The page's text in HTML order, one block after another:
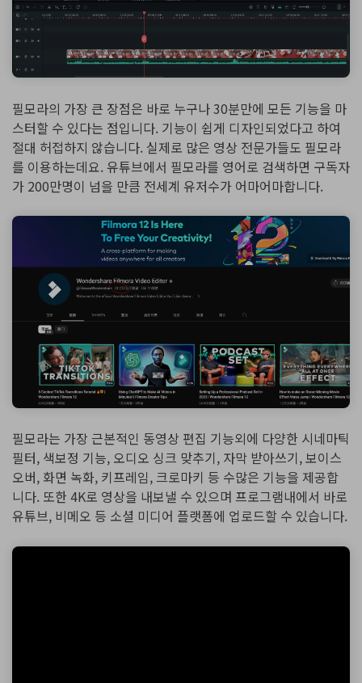
필모라의 가장 큰 장점은 바로 누구나 30분만에 모든 기능을 마
스터할 수 있다는 점입니다. 기능이 쉽게 디자인되었다고 하여
절대 허접하지 않습니다. 실제로 많은 영상 전문가들도 필모라
를 이용하는데요. 유튜브에서 필모라를 영어로 검색하면 구독자
가 200만명이 넘을 만큼 전세계 유저수가 어마어마합니다.
필모라는 가장 근본적인 동영상 편집 기능외에 다양한 시네마틱
필터, 색보정 기능, 오디오 싱크 맞추기, 자막 받아쓰기, 보이스
오버, 화면 녹화, 키프레임, 크로마키 등 수많은 기능을 제공합
니다. 또한 4K로 영상을 내보낼 수 있으며 프로그램내에서 바로
유튜브, 비메오 등 소셜 미디어 플랫폼에 업로드할 수 있습니다.